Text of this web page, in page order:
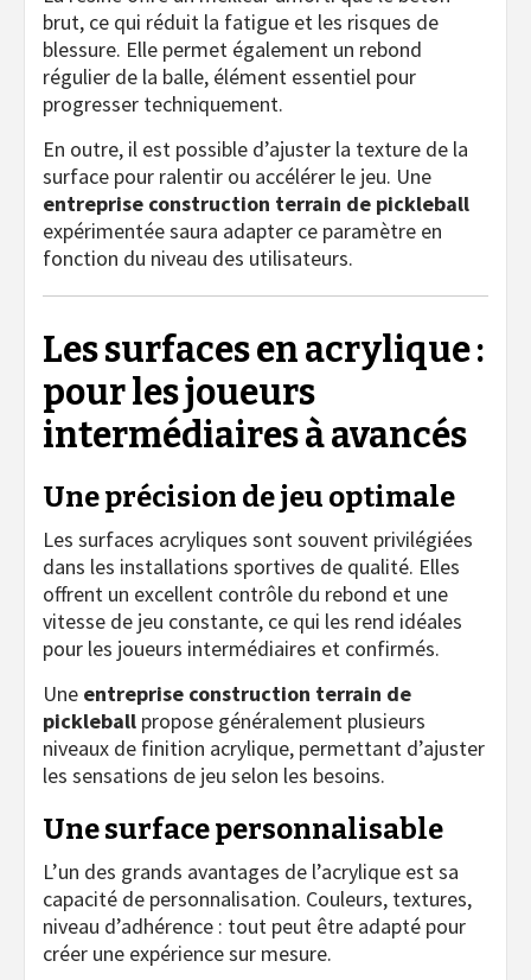
brut, ce qui réduit la fatigue et les risques de
blessure. Elle permet également un rebond
régulier de la balle, élément essentiel pour
progresser techniquement.
En outre, il est possible d’ajuster la texture de la
surface pour ralentir ou accélérer le jeu. Une
entreprise construction terrain de pickleball
expérimentée saura adapter ce paramètre en
fonction du niveau des utilisateurs.
Les surfaces en acrylique :
pour les joueurs
intermédiaires à avancés
Une précision de jeu optimale
Les surfaces acryliques sont souvent privilégiées
dans les installations sportives de qualité. Elles
offrent un excellent contrôle du rebond et une
vitesse de jeu constante, ce qui les rend idéales
pour les joueurs intermédiaires et confirmés.
Une entreprise construction terrain de
pickleball propose généralement plusieurs
niveaux de finition acrylique, permettant d’ajuster
les sensations de jeu selon les besoins.
Une surface personnalisable
L’un des grands avantages de l’acrylique est sa
capacité de personnalisation. Couleurs, textures,
niveau d’adhérence : tout peut être adapté pour
créer une expérience sur mesure.